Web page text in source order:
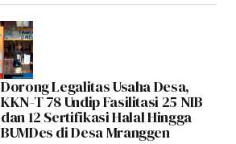
Dorong Legalitas Usaha Desa,
KKN-T 78 Undip Fasilitasi 25 NIB
dan 12 Sertifikasi Halal Hingga
BUMDes di Desa Mranggen